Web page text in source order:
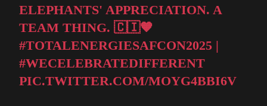
ELEPHANTS' APPRECIATION. A
TEAM THING. 🇨🇮🧡
#TOTALENERGIESAFCON2025 |
#WECELEBRATEDIFFERENT
PIC.TWITTER.COM/MOYG4BBI6V